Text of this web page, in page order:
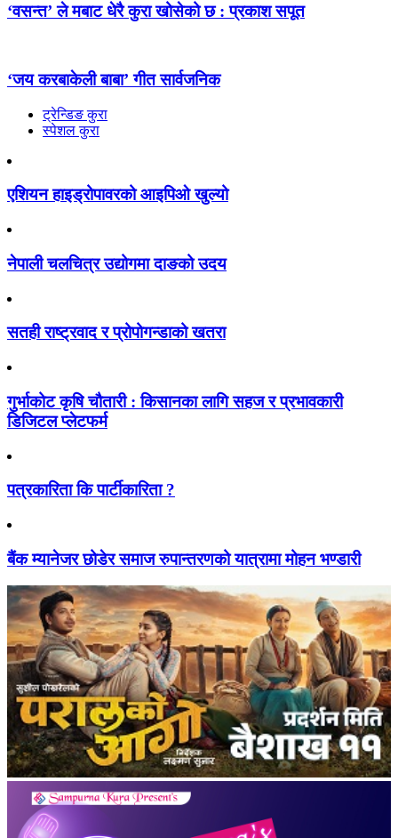
‘वसन्त’ ले मबाट धेरै कुरा खोसेको छ : प्रकाश सपूत
‘जय करबाकेली बाबा’ गीत सार्वजनिक
ट्रेन्डिङ कुरा
स्पेशल कुरा
एशियन हाइड्रोपावरको आइपिओ खुल्यो
नेपाली चलचित्र उद्योगमा दाङको उदय
सतही राष्ट्रवाद र प्रोपोगन्डाको खतरा
गुर्भाकोट कृषि चौतारी : किसानका लागि सहज र प्रभावकारी
डिजिटल प्लेटफर्म
पत्रकारिता कि पार्टीकारिता ?
बैंक म्यानेजर छोडेर समाज रुपान्तरणको यात्रामा मोहन भण्डारी